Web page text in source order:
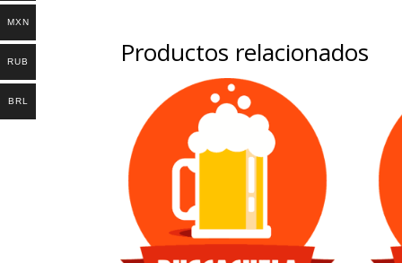
Productos relacionados
MXN
RUB
BRL